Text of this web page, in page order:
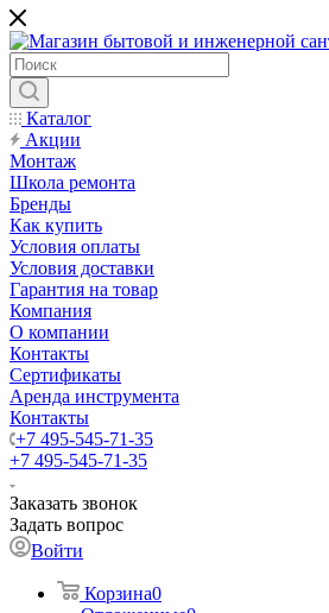
Каталог
Акции
Монтаж
Школа ремонта
Бренды
Как купить
Условия оплаты
Условия доставки
Гарантия на товар
Компания
О компании
Контакты
Сертификаты
Аренда инструмента
Контакты
+7 495-545-71-35
+7 495-545-71-35
Заказать звонок
Задать вопрос
Войти
Корзина0